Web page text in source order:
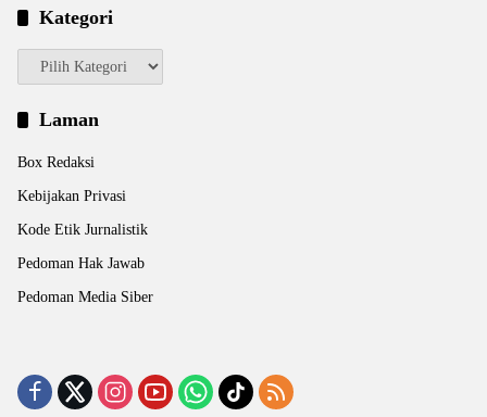
Kategori
Kategori
Laman
Box Redaksi
Kebijakan Privasi
Kode Etik Jurnalistik
Pedoman Hak Jawab
Pedoman Media Siber